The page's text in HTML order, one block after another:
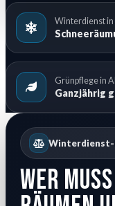
Winterdienst in
Grünpflege in
Ganzjährig
Winterdienst-
Wer